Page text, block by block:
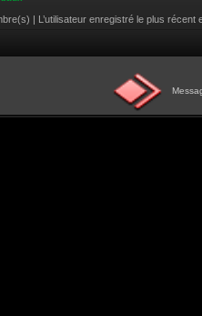
| L’utilisateur enregistré le plus récent